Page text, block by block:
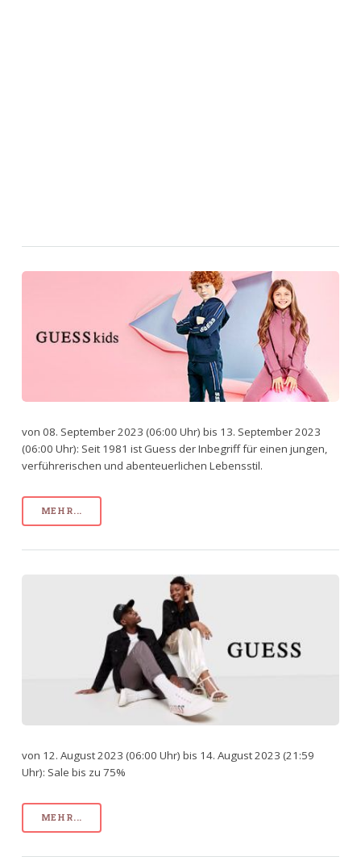
von 08. September 2023 (06:00 Uhr) bis 13. September 2023
(06:00 Uhr): Seit 1981 ist Guess der Inbegriff für einen jungen,
verführerischen und abenteuerlichen Lebensstil.
MEHR...
von 12. August 2023 (06:00 Uhr) bis 14. August 2023 (21:59
Uhr): Sale bis zu 75%
MEHR...